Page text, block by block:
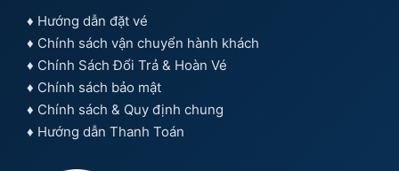
♦ Hướng dẫn đặt vé
♦ Chính sách vận chuyển hành khách
♦ Chính Sách Đổi Trả & Hoàn Vé
♦ Chính sách bảo mật
♦ Chính sách & Quy định chung
♦ Hướng dẫn Thanh Toán